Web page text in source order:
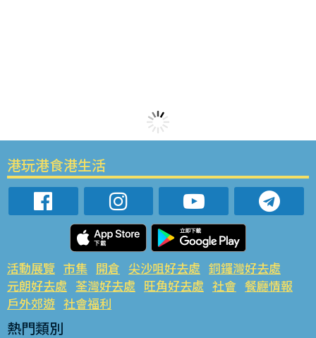
港玩港食港生活
活動展覽 市集 開倉 尖沙咀好去處 銅鑼灣好去處
元朗好去處 荃灣好去處 旺角好去處 社會 餐廳情報
戶外郊遊 社會福利
熱門類別